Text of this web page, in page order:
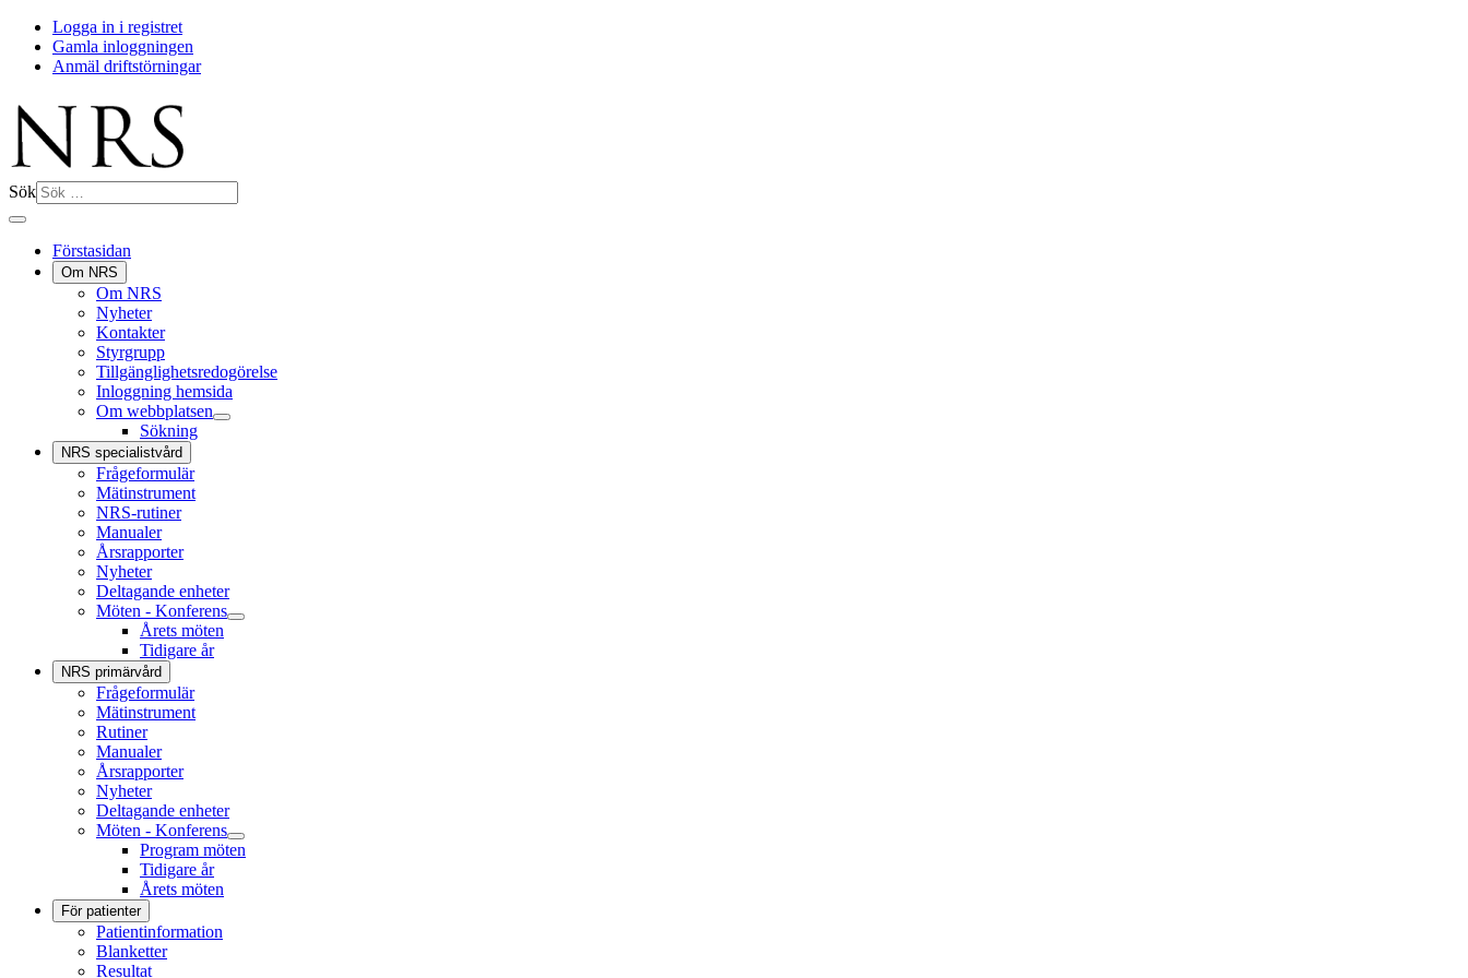
Logga in i registret
Gamla inloggningen
Anmäl driftstörningar
Sök
Förstasidan
Om NRS
Om NRS
Nyheter
Kontakter
Styrgrupp
Tillgänglighetsredogörelse
Inloggning hemsida
Om webbplatsen
Sökning
NRS specialistvård
Frågeformulär
Mätinstrument
NRS-rutiner
Manualer
Årsrapporter
Nyheter
Deltagande enheter
Möten - Konferens
Årets möten
Tidigare år
NRS primärvård
Frågeformulär
Mätinstrument
Rutiner
Manualer
Årsrapporter
Nyheter
Deltagande enheter
Möten - Konferens
Program möten
Tidigare år
Årets möten
För patienter
Patientinformation
Blanketter
Resultat